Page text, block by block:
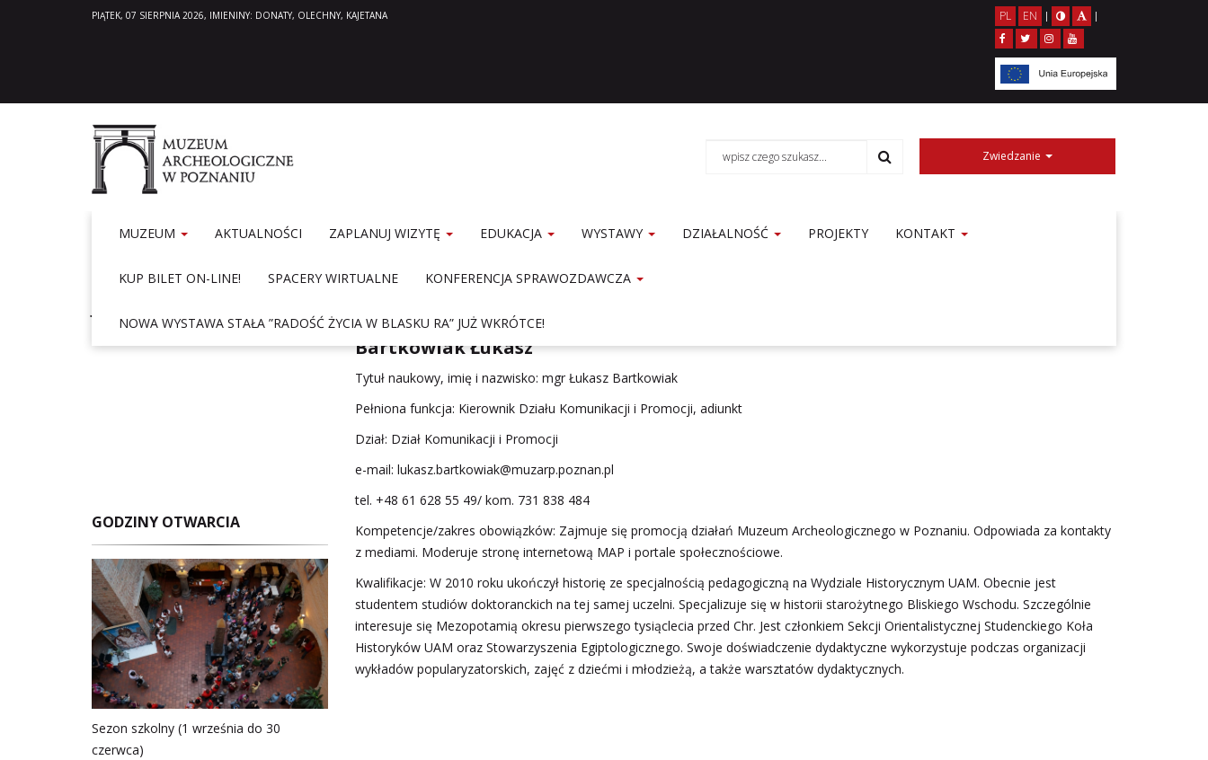
PIĄTEK, 07 SIERPNIA 2026, IMIENINY: DONATY, OLECHNY, KAJETANA PL EN | |
Zwiedzanie
MUZEUM AKTUALNOŚCI ZAPLANUJ WIZYTĘ EDUKACJA WYSTAWY DZIAŁALNOŚĆ PROJEKTY KONTAKT
KUP BILET ON-LINE! SPACERY WIRTUALNE KONFERENCJA SPRAWOZDAWCZA
NOWA WYSTAWA STAŁA ”RADOŚĆ ŻYCIA W BLASKU RA” JUŻ WKRÓTCE!
GODZINY OTWARCIA
Sezon szkolny (1 września do 30
czerwca)
Bartkowiak Łukasz
Tytuł naukowy, imię i nazwisko: mgr Łukasz Bartkowiak
Pełniona funkcja: Kierownik Działu Komunikacji i Promocji, adiunkt
Dział: Dział Komunikacji i Promocji
e-mail: lukasz.bartkowiak@muzarp.poznan.pl
tel. +48 61 628 55 49/ kom. 731 838 484
Kompetencje/zakres obowiązków: Zajmuje się promocją działań Muzeum Archeologicznego w Poznaniu. Odpowiada za kontakty
z mediami. Moderuje stronę internetową MAP i portale społecznościowe.
Kwalifikacje: W 2010 roku ukończył historię ze specjalnością pedagogiczną na Wydziale Historycznym UAM. Obecnie jest
studentem studiów doktoranckich na tej samej uczelni. Specjalizuje się w historii starożytnego Bliskiego Wschodu. Szczególnie
interesuje się Mezopotamią okresu pierwszego tysiąclecia przed Chr. Jest członkiem Sekcji Orientalistycznej Studenckiego Koła
Historyków UAM oraz Stowarzyszenia Egiptologicznego. Swoje doświadczenie dydaktyczne wykorzystuje podczas organizacji
wykładów popularyzatorskich, zajęć z dziećmi i młodzieżą, a także warsztatów dydaktycznych.